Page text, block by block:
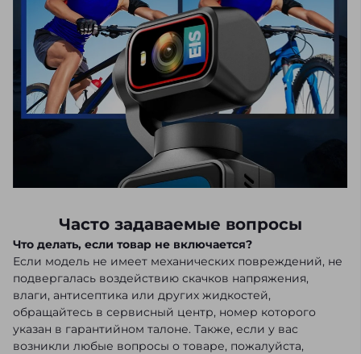
Часто задаваемые вопросы
Что делать, если товар не включается?
Если модель не имеет механических повреждений, не
подвергалась воздействию скачков напряжения,
влаги, антисептика или других жидкостей,
обращайтесь в сервисный центр, номер которого
указан в гарантийном талоне. Также, если у вас
возникли любые вопросы о товаре, пожалуйста,